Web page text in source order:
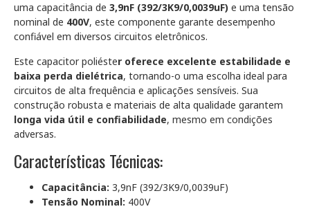
uma capacitância de 3,9nF (392/3K9/0,0039uF) e uma tensão
nominal de 400V, este componente garante desempenho
confiável em diversos circuitos eletrônicos.
Este capacitor poliéster oferece excelente estabilidade e
baixa perda dielétrica, tornando-o uma escolha ideal para
circuitos de alta frequência e aplicações sensíveis. Sua
construção robusta e materiais de alta qualidade garantem
longa vida útil e confiabilidade, mesmo em condições
adversas.
Características Técnicas:
Capacitância: 3,9nF (392/3K9/0,0039uF)
Tensão Nominal: 400V